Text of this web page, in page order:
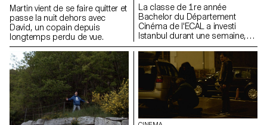
par des adolescents en
mutation, captifs entre deux
mondes. Kaveh Bakhtiari
Répétition sur Swissfilms.ch
Martin vient de se faire quitter et
passe la nuit dehors avec
David, un copain depuis
longtemps perdu de vue.
La classe de 1re année
Bachelor du Département
Cinéma de l'ECAL a investi
Istanbul durant une semaine,
accompagné-e-s par le
réalisateur Kaveh Bakhtiari.